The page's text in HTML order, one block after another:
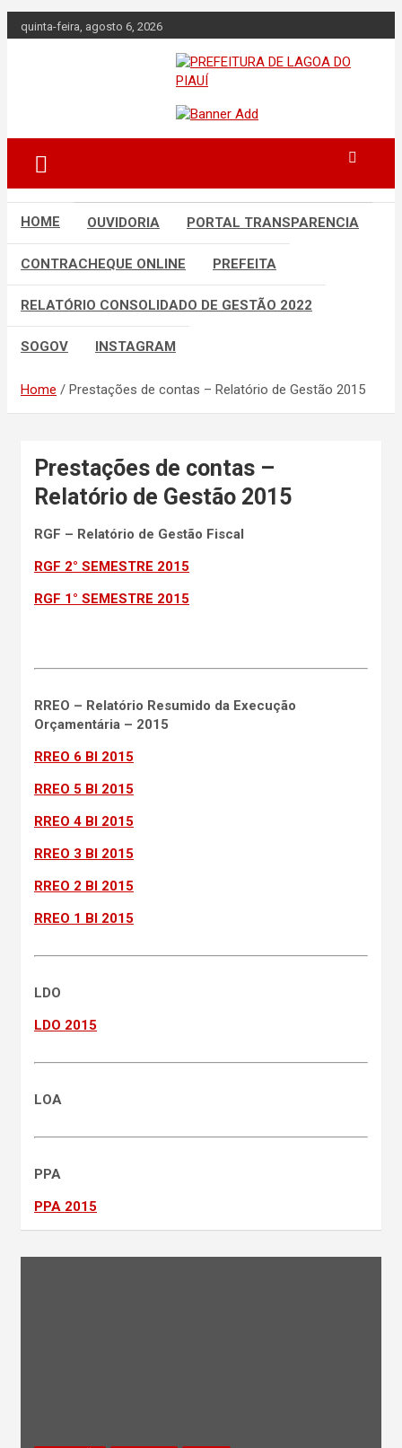
to
quinta-feira, agosto 6, 2026
PREFEITURA DE
LAGOA DO PIAUÍ
HOME OUVIDORIA PORTAL TRANSPARENCIA
CONTRACHEQUE ONLINE PREFEITA
RELATÓRIO CONSOLIDADO DE GESTÃO 2022
SOGOV INSTAGRAM
Home Prestações de contas – Relatório de Gestão 2015
Prestações de contas –
Relatório de Gestão 2015
RGF – Relatório de Gestão Fiscal
RGF 2° SEMESTRE 2015
RGF 1° SEMESTRE 2015
RREO – Relatório Resumido da Execução
Orçamentária – 2015
RREO 6 BI 2015
RREO 5 BI 2015
RREO 4 BI 2015
RREO 3 BI 2015
RREO 2 BI 2015
RREO 1 BI 2015
LDO
LDO 2015
LOA
PPA
PPA 2015